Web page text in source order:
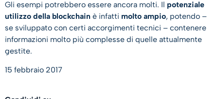
Gli esempi potrebbero essere ancora molti. Il potenziale
utilizzo della blockchain è infatti molto ampio, potendo –
se sviluppato con certi accorgimenti tecnici – contenere
informazioni molto più complesse di quelle attualmente
gestite.
15 febbraio 2017